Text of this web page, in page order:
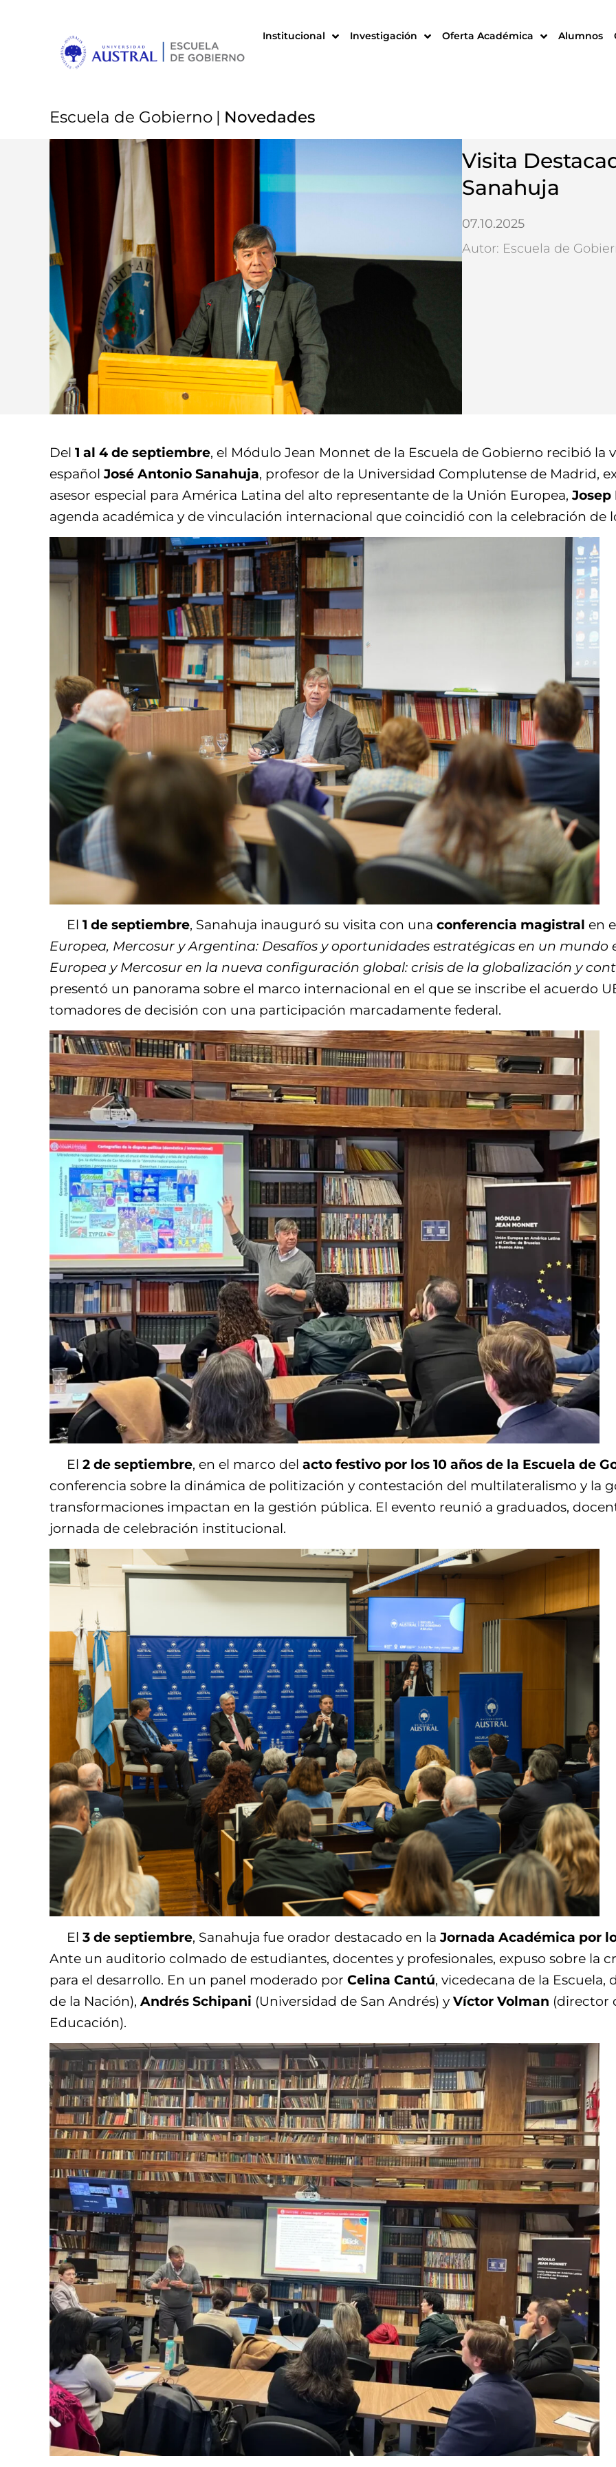
Institucional Investigación Oferta Académica Alumnos
Escuela de Gobierno | Novedades
Visita
Sanahuja
07.10.2025
Autor: Escuela de
Del 1 al 4 de septiembre, el Módulo Jean Monnet de la Escuela de Gobierno recibió la
españolJosé Antonio Sanahuja, profesor de la Universidad Complutense de Madrid,
asesor especial para América Latina del alto representante de la Unión Europea,Josep
agenda académica y de vinculación internacional que coincidió con la celebración de
El 1 de septiembre, Sanahuja inauguró su visita con una conferencia magistral en
Europea, Mercosur y Argentina: Desafíos y oportunidades estratégicas en un
Europea y Mercosur en la nueva configuración global: crisis de la globalización y
presentó un panorama sobre el marco internacional en el que se inscribe el acuerdo
tomadores de decisión con una participación marcadamente federal.
El 2 de septiembre, en el marco del acto festivo por los 10 años de la Escuela de
conferencia sobre la dinámica de politización y contestación del multilateralismo y la
transformaciones impactan en la gestión pública. El evento reunió a graduados,
jornada de celebración institucional.
El 3 de septiembre, Sanahuja fue orador destacado en laJornada Académica por
Ante un auditorio colmado de estudiantes, docentes y profesionales, expuso sobre la
para el desarrollo. En un panel moderado por Celina Cantú, vicedecana de la Escuela,
de la Nación), Andrés Schipani (Universidad de San Andrés) y Víctor Volman (director
Educación).